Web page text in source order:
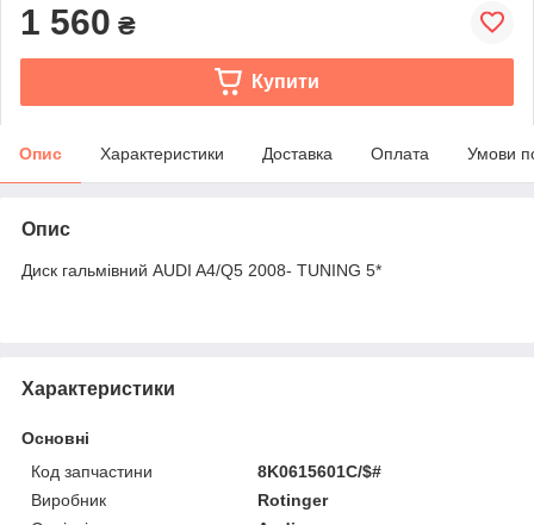
1 560 ₴
Купити
Опис Характеристики Доставка Оплата Умови
Опис
Диск гальмівний AUDI A4/Q5 2008- TUNING 5*
Характеристики
Основні
Код запчастини
8K0615601C/$#
Виробник
Rotinger